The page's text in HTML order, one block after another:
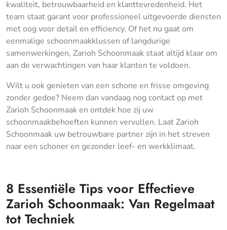
kwaliteit, betrouwbaarheid en klanttevredenheid. Het
team staat garant voor professioneel uitgevoerde diensten
met oog voor detail en efficiency. Of het nu gaat om
eenmalige schoonmaakklussen of langdurige
samenwerkingen, Zarioh Schoonmaak staat altijd klaar om
aan de verwachtingen van haar klanten te voldoen.
Wilt u ook genieten van een schone en frisse omgeving
zonder gedoe? Neem dan vandaag nog contact op met
Zarioh Schoonmaak en ontdek hoe zij uw
schoonmaakbehoeften kunnen vervullen. Laat Zarioh
Schoonmaak uw betrouwbare partner zijn in het streven
naar een schoner en gezonder leef- en werkklimaat.
8 Essentiële Tips voor Effectieve
Zarioh Schoonmaak: Van Regelmaat
tot Techniek